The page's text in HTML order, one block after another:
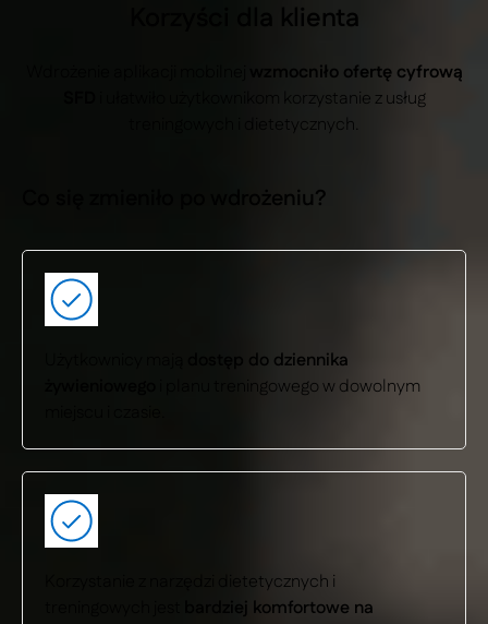
Korzyści dla klienta
wzmocniło ofertę cyfrową
i ułatwiło użytkownikom korzystanie z usług
treningowych i dietetycznych.
Co się zmieniło po wdrożeniu?
dostęp do dziennika
i planu treningowego w dowolnym
Korzystanie z narzędzi dietetycznych i
bardziej komfortowe na